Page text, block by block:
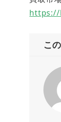
https://
こ